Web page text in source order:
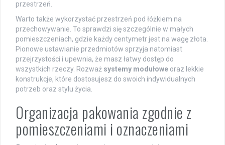
przestrzeń.
Warto także wykorzystać przestrzeń pod łóżkiem na
przechowywanie. To sprawdzi się szczególnie w małych
pomieszczeniach, gdzie każdy centymetr jest na wagę złota.
Pionowe ustawianie przedmiotów sprzyja natomiast
przejrzystości i upewnia, że masz łatwy dostęp do
wszystkich rzeczy. Rozważ systemy modułowe oraz lekkie
konstrukcje, które dostosujesz do swoich indywidualnych
potrzeb oraz stylu życia.
Organizacja pakowania zgodnie z
pomieszczeniami i oznaczeniami